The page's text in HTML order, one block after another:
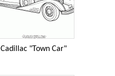
Cadillac "Town Car"